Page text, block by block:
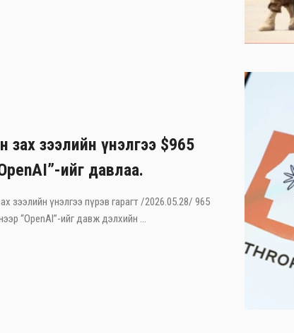
зах зээлийн үнэлгээ $965
ийг давлаа.
зээлийн үнэлгээ пүрэв гарагт /2026.05.28/ 965
“OpenAI”-ийг давж дэлхийн ...